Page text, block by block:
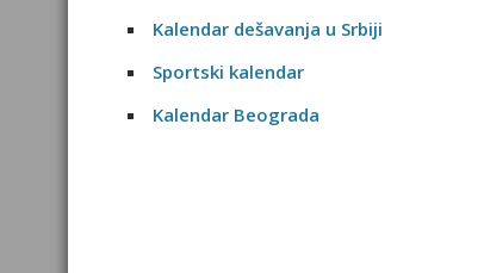
Kalendar dešavanja u Srbiji
Sportski kalendar
Kalendar Beograda